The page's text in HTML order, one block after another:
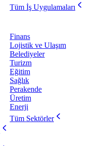
Tüm İş Uygulamaları
Finans
Lojistik ve Ulaşım
Belediyeler
Turizm
Eğitim
Sağlık
Perakende
Üretim
Enerji
Tüm Sektörler